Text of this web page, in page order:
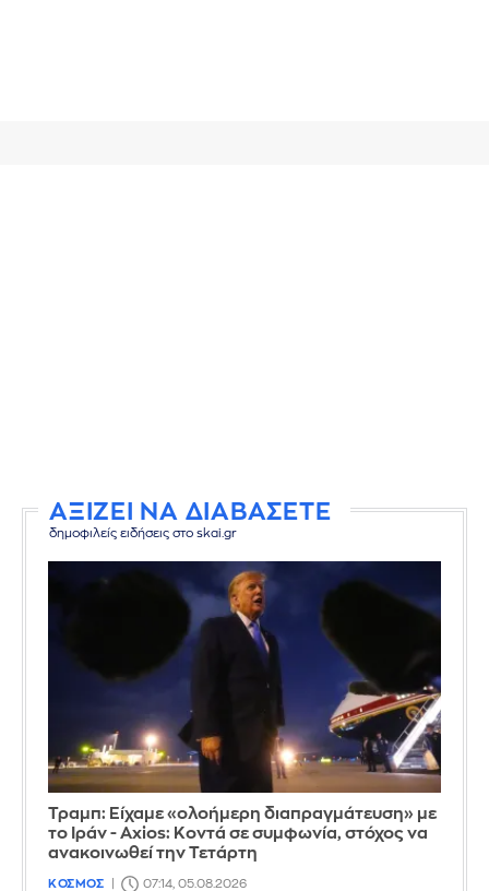
ΑΞΙΖΕΙ ΝΑ ΔΙΑΒΑΣΕΤΕ
δημοφιλείς ειδήσεις στο skai.gr
Τραμπ: Είχαμε «ολοήμερη διαπραγμάτευση» με
το Ιράν - Axios: Κοντά σε συμφωνία, στόχος να
ανακοινωθεί την Τετάρτη
ΚΟΣΜΟΣ 07:14, 05.08.2026